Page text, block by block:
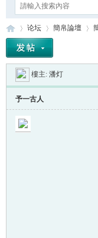
»
论坛
›
簡帛論壇
樓主: 潘灯
予一古人